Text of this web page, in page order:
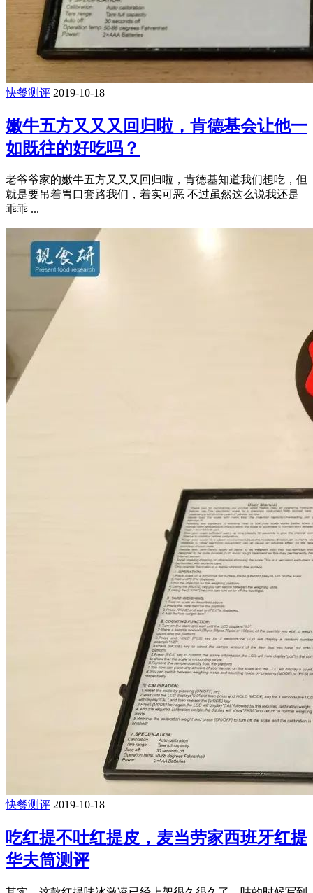
快餐测评 2019-10-18
嫩牛五方又又又回归啦，肯德基会让他一
如既往的好吃吗？
老爷爷家的嫩牛五方又又又回归啦，肯德基知道我们想吃，但
就是要吊着胃口套路我们，着实可恶 不过虽然这么说我还是
乖乖 ...
快餐测评 2019-10-18
吃红提不吐红提皮，麦当劳家西班牙红提
华夫筒测评